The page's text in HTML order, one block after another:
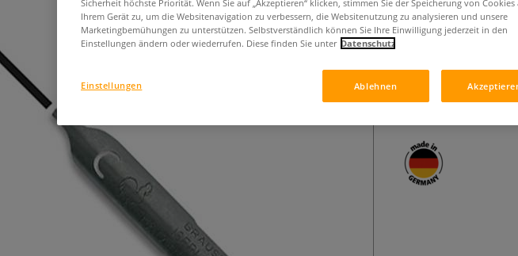
BRAUSE
Für arabische Schrift,
abgeschrägt und ist
Gepackt zu 5 Stück.
Sicherheit höchste Priorität. Wenn Sie auf „Akzeptieren“ klicken, stimmen Sie der Speicherung von Cookies
Ihrem Gerät zu, um die Websitenavigation zu verbessern, die Websitenutzung zu analysieren und unsere
Marketingbemühungen zu unterstützen. Selbstverständlich können Sie Ihre Einwilligung jederzeit in den
Einstellungen ändern oder wiederrufen. Diese finden Sie unter Datenschutz
Ablehnen
Einstellungen